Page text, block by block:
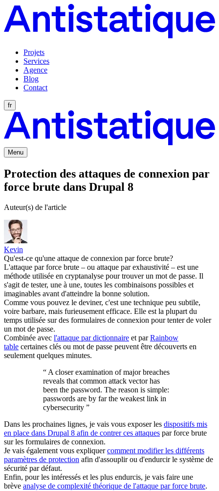
Projets
Services
Agence
Blog
Contact
fr
Menu
Protection des attaques de connexion par
force brute dans Drupal 8
Auteur(s) de l'article
Kevin
Qu'est-ce qu'une attaque de connexion par force brute?
L'attaque par force brute – ou attaque par exhaustivité – est une
méthode utilisée en cryptanalyse pour trouver un mot de passe. Il
s'agit de tester, une à une, toutes les combinaisons possibles et
imaginables avant d'atteindre la bonne solution.
Comme vous pouvez le deviner, c'est une technique peu subtile,
voire barbare, mais furieusement efficace. Elle est la plupart du
temps utilisée sur des formulaires de connexion pour tenter de voler
un mot de passe.
Combinée avec l'attaque par dictionnaire et parRainbow
table certaines clés ou mot de passe peuvent être découverts en
seulement quelques minutes.
“A closer examination of major breaches
reveals that common attack vector has
been the password. The reason is simple:
passwords are by far the weakest link in
cybersecurity ”
Dans les prochaines lignes, je vais vous exposer les dispositifs mis
en place dans Drupal 8 afin de contrer ces attaques par force brute
sur les formulaires de connexion.
Je vais également vous expliquercomment modifier les différents
paramètres de protection afin d'assouplir ou d'endurcir le système de
sécurité par défaut.
Enfin, pour les intéressés et les plus endurcis, je vais faire une
brève analyse de complexité théorique de l'attaque par force brute.